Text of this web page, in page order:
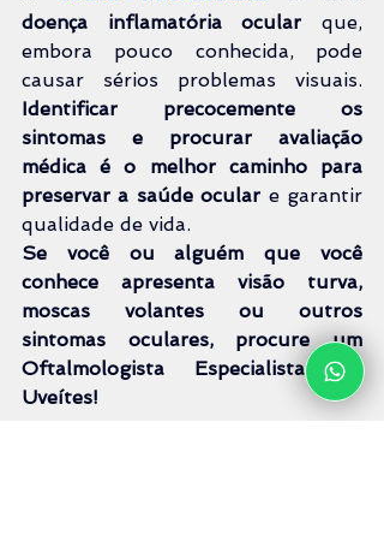
doença inflamatória ocular que,
embora pouco conhecida, pode
Identificar precocemente os
sintomas e procurar avaliação
médica é o melhor caminho para
preservar a saúde ocular e garantir
qualidade de vida.
Se você ou alguém que você
conhece apresenta visão turva,
moscas volantes ou outros
sintomas oculares, procure um
Oftalmologista Especialista em
Uveítes!